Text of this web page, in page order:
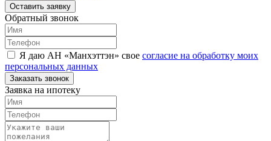
Оставить заявку
Обратный звонок
Я даю АН «Манхэттэн» свое согласие на обработку моих
персональных данных
Заказать звонок
Заявка на ипотеку